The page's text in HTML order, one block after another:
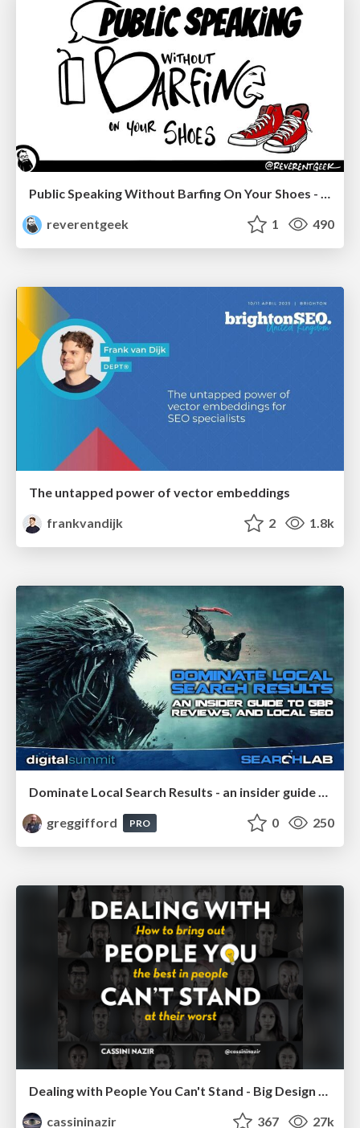
Public Speaking Without Barfing On Your Shoes - THAT 2023
reverentgeek
1 490
The untapped power of vector embeddings
frankvandijk
2 1.8k
greggifford
PRO 0 250
Dealing with People You Can't Stand - Big Design 2015
cassininazir
367 27k